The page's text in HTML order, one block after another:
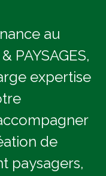
au
PAYSAGES,
expertise
de
paysagers,